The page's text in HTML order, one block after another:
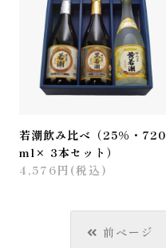
若潮飲み比べ（25%・720
ml× 3本セット）
4,576円(税込)
前ページ